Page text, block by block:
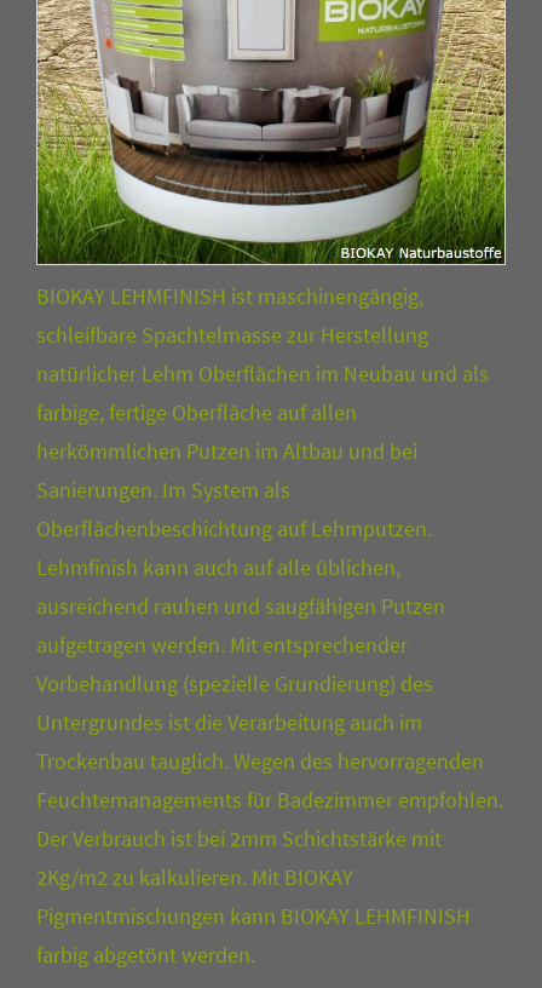
BIOKAY LEHMFINISH ist maschinengängig,
schleifbare Spachtelmasse zur Herstellung
natürlicher Lehm Oberflächen im Neubau und als
farbige, fertige Oberfläche auf allen
herkömmlichen Putzen im Altbau und bei
Sanierungen. Im System als
Oberflächenbeschichtung auf Lehmputzen.
Lehmfinish kann auch auf alle üblichen,
ausreichend rauhen und saugfähigen Putzen
aufgetragen werden. Mit entsprechender
Vorbehandlung (spezielle Grundierung) des
Untergrundes ist die Verarbeitung auch im
Trockenbau tauglich. Wegen des hervorragenden
Feuchtemanagements für Badezimmer empfohlen.
Der Verbrauch ist bei 2mm Schichtstärke mit
2Kg/m2 zu kalkulieren. Mit BIOKAY
Pigmentmischungen kann BIOKAY LEHMFINISH
farbig abgetönt werden.